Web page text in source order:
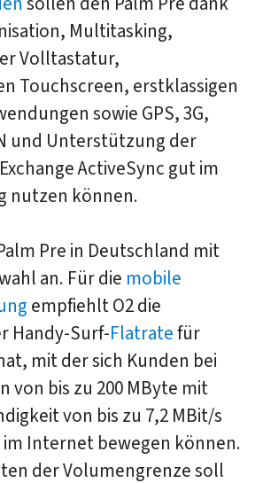
Multitasking,
Volltastatur,
Touchscreen, erstklassigen
sowie GPS, 3G,
und Unterstützung der
ActiveSync gut im
nutzen können.
Pre in Deutschland mit
an. Für die mobile
empfiehlt O2 die
Handy-Surf-Flatratefür
mit der sich Kunden bei
von bis zu 200 MByte mit
von bis zu 7,2 MBit/s
im Internet bewegen können.
der Volumengrenze soll